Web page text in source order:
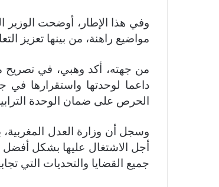
وفي هذا الإطار، أوضحت الوزير
مواضيع راهنة، من بينها تعزيز
من جهته، أكد وهبي، في تصريح
داعما لوحدتها واستقرارها
الحرص على ضمان الوحدة
وسجل أن وزارة العدل المغربية،
أجل الاشتغال عليها بشكل أفضل
جميع القضايا والتحديات التي